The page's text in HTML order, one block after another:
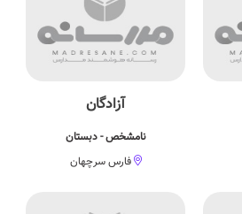
آزادگان
نامشخص - دبستان
فارس سرچهان